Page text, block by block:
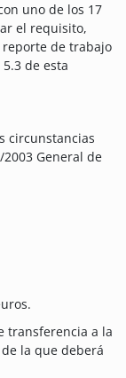
uno de los 17
el requisito,
de trabajo
de esta
circunstancias
General de
transferencia a la
la que deberá